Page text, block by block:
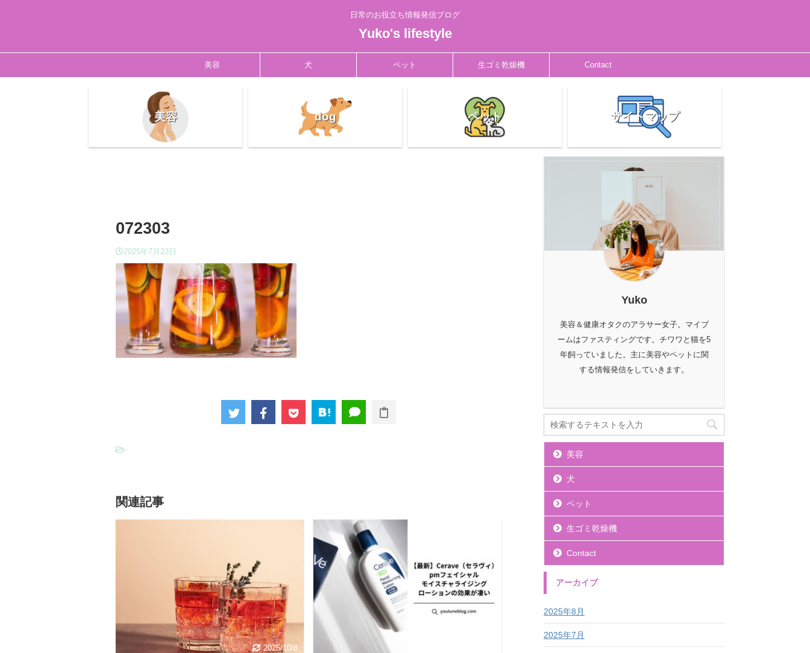
日常のお役立ち情報発信ブログ
Yuko's lifestyle
美容 犬 ペット 生ゴミ乾燥機 Contact
美容 dog ペット サイトマップ
072303
2025年7月23日
-
関連記事
2025/10/8
Yuko
美容＆健康オタクのアラサー女子。マイブ
ームはファスティングです。チワワと猫を5
年飼っていました。主に美容やペットに関
する情報発信をしていきます。
美容
犬
ペット
生ゴミ乾燥機
Contact
アーカイブ
2025年8月
2025年7月